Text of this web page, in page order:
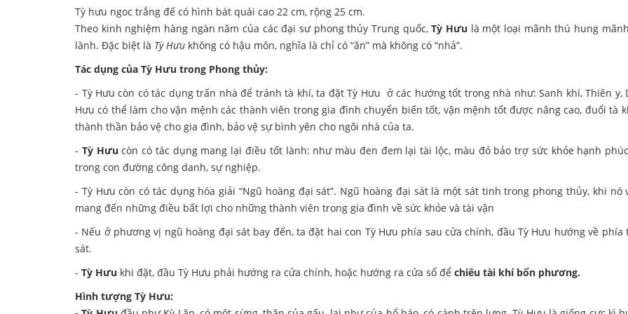
Tỳ hưu ngoc trắng đế có hình bát quái cao 22 cm, rộng 25 cm.
Theo kinh nghiệm hàng ngàn năm của các đại sư phong thủy Trung quốc,Tỳ Hưu là một loại mãnh thú hung
lành. Đặc biệt là Tỳ Hưu không có hậu môn, nghĩa là chỉ có “ăn” mà không có “nhả”.
Tác dụng của Tỳ Hưu trong Phong thủy:
- Tỳ Hưu còn có tác dụng trấn nhà để tránh tà khí, ta đặt Tỳ Hưu ở các hướng tốt trong nhà như: Sanh khí, Thiên y,
Hưu có thể làm cho vận mệnh các thành viên trong gia đình chuyển biến tốt, vận mệnh tốt được nâng cao, đuổi tà
thành thần bảo vệ cho gia đình, bảo vệ sự bình yên cho ngôi nhà của ta.
- Tỳ Hưu còn có tác dụng mang lại điều tốt lành: như màu đen đem lại tài lộc, màu đỏ bảo trợ sức khỏe hạnh
trong con đường công danh, sự nghiệp.
- Tỳ Hưu còn có tác dụng hóa giải “Ngũ hoàng đại sát”. Ngũ hoàng đại sát là một sát tinh trong phong thủy, khi
mang đến những điều bất lợi cho những thành viên trong gia đình về sức khỏe và tài vận
- Nếu ở phương vị ngũ hoàng đại sát bay đến, ta đặt hai con Tỳ Hưu phía sau cửa chính, đầu Tỳ Hưu hướng về
sát.
- Tỳ Hưu khi đặt, đầu Tỳ Hưu phải hướng ra cửa chính, hoặc hướng ra cửa sổ để chiêu tài khí bốn phương.
Hình tượng Tỳ Hưu: